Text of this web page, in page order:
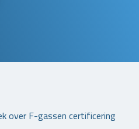
over F-gassen certificering